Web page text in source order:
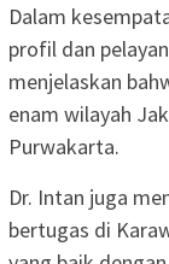
Dalam
profil dan
menjelaskan
enam wilayah
Purwakarta.
Dr. Intan juga
bertugas di